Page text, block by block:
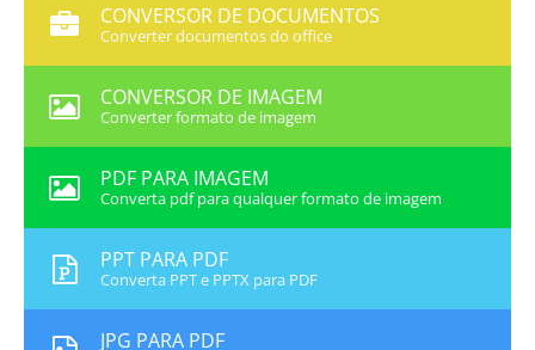
CONVERSOR DE DOCUMENTOS
Converter documentos do office
CONVERSOR DE IMAGEM
Converter formato de imagem
PDF PARA IMAGEM
Converta pdf para qualquer formato de imagem
PPT PARA PDF
Converta PPT e PPTX para PDF
JPG PARA PDF